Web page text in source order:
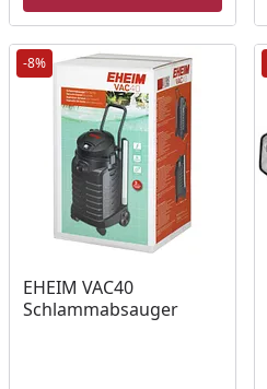
-8%
EHEIM VAC40
Schlammabsauger